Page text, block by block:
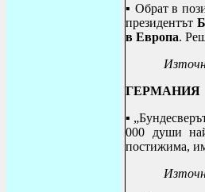
▪ Обрат в
президентът
в Европа.
ГЕРМАНИЯ
▪
000 души
постижима,